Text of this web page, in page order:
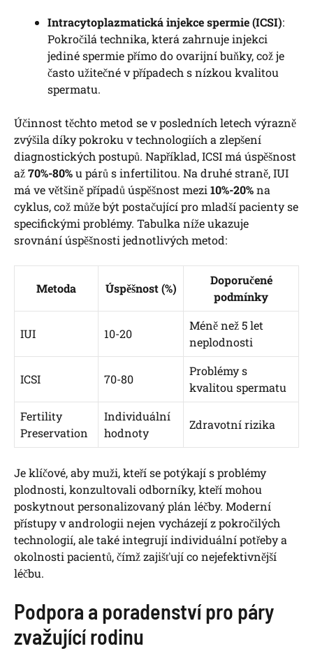
Intracytoplazmatická injekce spermie (ICSI):
Pokročilá technika, která zahrnuje injekci
jediné spermie přímo do ovarijní buňky, což je
často užitečné v případech s nízkou kvalitou
spermatu.
Účinnost těchto metod se v posledních letech výrazně
zvýšila díky pokroku v technologiích a zlepšení
diagnostických postupů. Například, ICSI má úspěšnost
až70%-80%u párů s infertilitou. Na druhé straně, IUI
má ve většině případů úspěšnost mezi10%-20%na
cyklus, což může být postačující pro mladší pacienty se
specifickými problémy. Tabulka níže ukazuje
srovnání úspěšnosti jednotlivých metod:
Metoda Úspěšnost (%)
Doporučené
podmínky
IUI 10-20
Méně než 5 let
neplodnosti
ICSI 70-80
Problémy s
kvalitou spermatu
Fertility
Preservation
Individuální
hodnoty
Zdravotní rizika
Je klíčové, aby muži, kteří se potýkají s problémy
plodnosti, konzultovali odborníky, kteří mohou
poskytnout personalizovaný plán léčby. Moderní
přístupy v andrologii nejen vycházejí z pokročilých
technologií, ale také integrují individuální potřeby a
okolnosti pacientů, čímž zajišťují co nejefektivnější
léčbu.
Podpora a poradenství pro páry
zvažující rodinu